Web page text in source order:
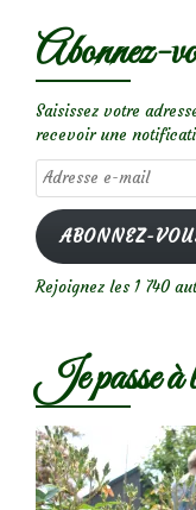
Abonnez-
Saisissez votre
recevoir une
Adresse
e-
mail
ABONNEZ-
Rejoignez les 1 740
Je passe à